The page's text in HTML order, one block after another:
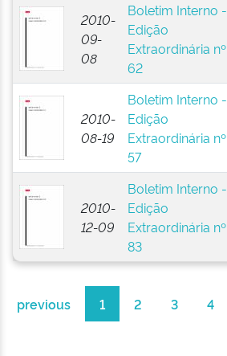
2010-
09-
08
Boletim Interno -
Edição
Extraordinária nº
62
2010-
08-19
Boletim Interno -
Edição
Extraordinária nº
57
2010-
12-09
Boletim Interno -
Edição
Extraordinária nº
83
previous 1 2 3 4